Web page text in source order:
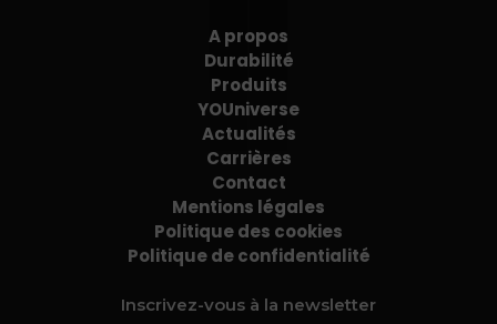
A propos
Durabilité
Produits
YOUniverse
Actualités
Carrières
Contact
Mentions légales
Politique des cookies
Politique de confidentialité
Inscrivez-vous à la newsletter